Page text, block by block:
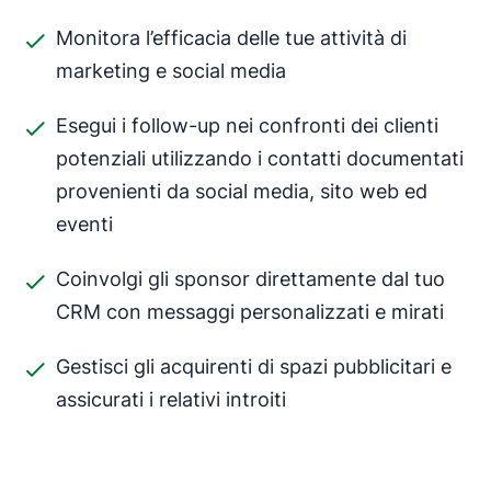
Monitora l’efficacia delle tue attività di
marketing e social media
Esegui i follow-up nei confronti dei clienti
potenziali utilizzando i contatti documentati
provenienti da social media, sito web ed
eventi
Coinvolgi gli sponsor direttamente dal tuo
CRM con messaggi personalizzati e mirati
Gestisci gli acquirenti di spazi pubblicitari e
assicurati i relativi introiti